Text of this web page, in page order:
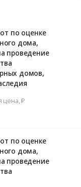
по оценке
дома,
проведение
домов,
цена, ₽
по оценке
дома,
проведение